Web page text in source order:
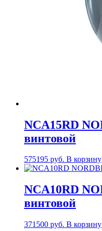
NCA15RD
винтовой
575195 руб. В корзину
NCA10RD
винтовой
371500 руб. В корзину